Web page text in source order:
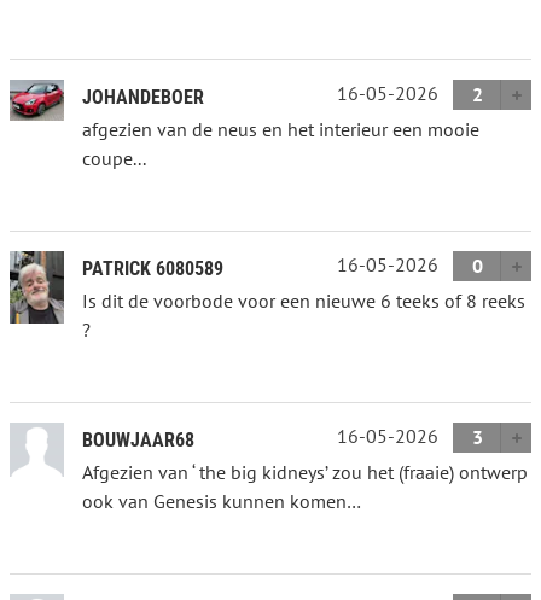
JOHANDEBOER 16-05-2026
2
afgezien van de neus en het interieur een mooie
coupe...
PATRICK 6080589 16-05-2026
0
Is dit de voorbode voor een nieuwe 6 teeks of 8 reeks
?
BOUWJAAR68 16-05-2026
3
Afgezien van ‘ the big kidneys’ zou het (fraaie) ontwerp
ook van Genesis kunnen komen…